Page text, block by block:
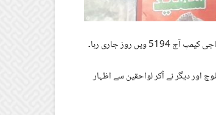
جاری رہا۔
اور دیگر نے آکر لواحقین سے اظہار